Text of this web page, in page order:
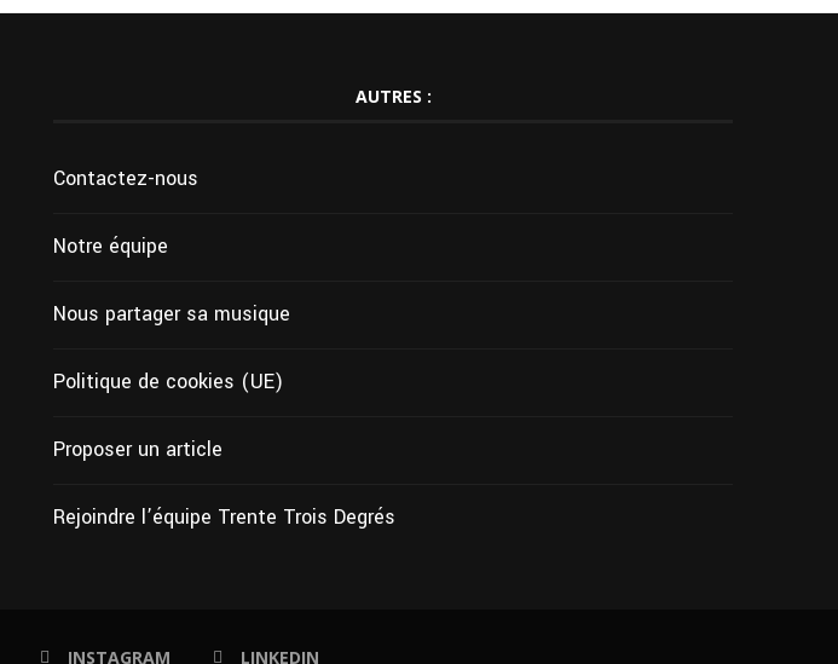
AUTRES :
Contactez-nous
Notre équipe
Nous partager sa musique
Politique de cookies (UE)
Proposer un article
Rejoindre l’équipe Trente Trois Degrés
INSTAGRAM LINKEDIN